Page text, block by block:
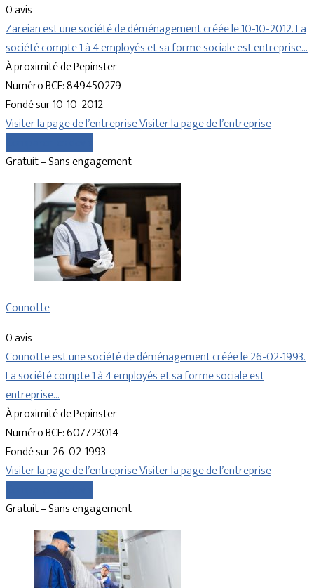
0 avis
Zareian est une société de déménagement créée le 10-10-2012. La
société compte 1 à 4 employés et sa forme sociale est entreprise…
À proximité de Pepinster
Numéro BCE: 849450279
Fondé sur 10-10-2012
Visiter la page de l’entrepriseVisiter la page de l’entreprise
Gratuit – Sans engagement
Counotte
0 avis
Counotte est une société de déménagement créée le 26-02-1993.
La société compte 1 à 4 employés et sa forme sociale est
entreprise…
À proximité de Pepinster
Numéro BCE: 607723014
Fondé sur 26-02-1993
Visiter la page de l’entrepriseVisiter la page de l’entreprise
Gratuit – Sans engagement